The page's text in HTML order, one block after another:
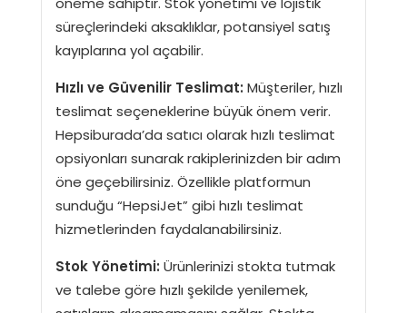
süreçlerindeki aksaklıklar, potansiyel satış
kayıplarına yol açabilir.
Hızlı ve Güvenilir Teslimat: Müşteriler, hızlı
teslimat seçeneklerine büyük önem verir.
Hepsiburada’da satıcı olarak hızlı teslimat
opsiyonları sunarak rakiplerinizden bir adım
öne geçebilirsiniz. Özellikle platformun
sunduğu “HepsiJet” gibi hızlı teslimat
hizmetlerinden faydalanabilirsiniz.
Stok Yönetimi: Ürünlerinizi stokta tutmak
ve talebe göre hızlı şekilde yenilemek,